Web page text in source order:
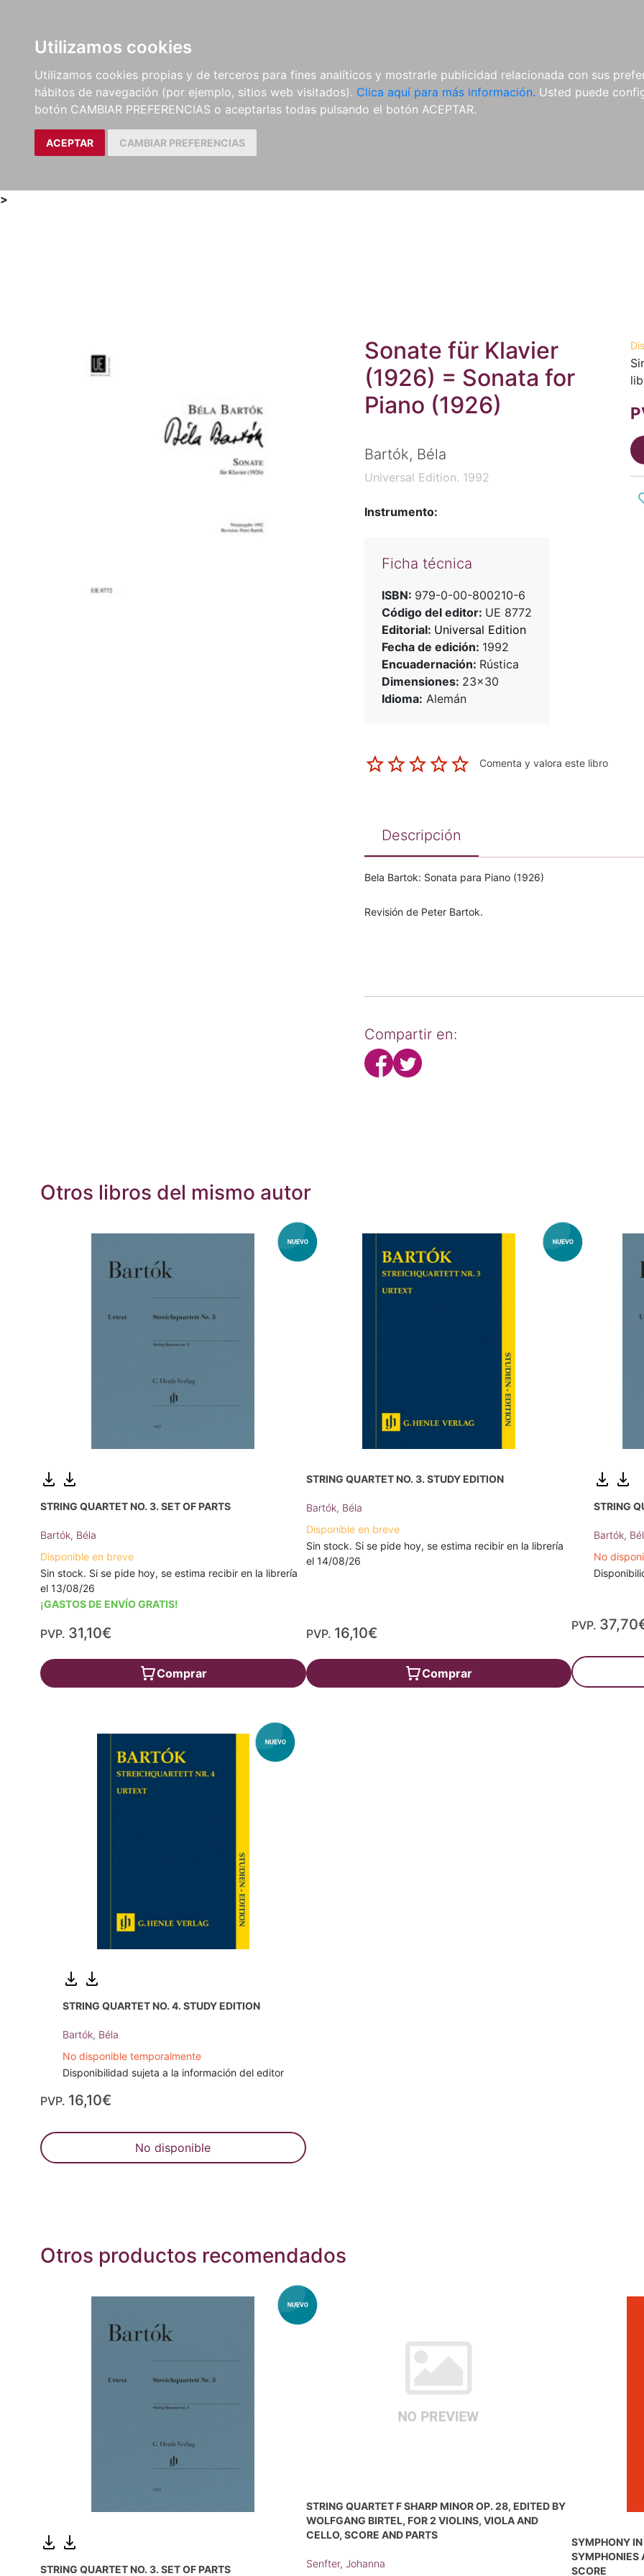
Utilizamos cookies
Utilizamos cookies propias y de terceros para fines analíticos y mostrarle publicidad relacionada con sus
hábitos de navegación (por ejemplo, sitios web visitados). Clica aquí para más información. Usted puede
botón CAMBIAR PREFERENCIAS o aceptarlas todas pulsando el botón ACEPTAR.
ACEPTAR CAMBIAR PREFERENCIAS
LIBROS
MÉTODOS Y
EJERCICIOS
PARTITURAS Y EDICIONES
CRÍTICAS
REVISTAS
CDS Y
DVDS
MATERIAL
COMPLEMENTARIO
>
Sonate für Klavier
(1926) = Sonata for
Piano (1926)
Bartók, Béla
Universal Edition. 1992
Instrumento:
Ficha técnica
ISBN: 979-0-00-800210-6
Código del editor: UE 8772
Editorial: Universal Edition
Fecha de edición: 1992
Encuadernación: Rústica
Dimensiones: 23x30
Idioma: Alemán
Comenta y valora este libro
Descripción
Bela Bartok: Sonata para Piano (1926)
Revisión de Peter Bartok.
Compartir en:
Otros libros del mismo autor
STRING QUARTET NO. 3. SET OF PARTS
Bartók, Béla
Disponible en breve
Sin stock. Si se pide hoy, se estima recibir en la librería
el 13/08/26
¡GASTOS DE ENVÍO GRATIS!
PVP. 31,10€
Comprar
STRING QUARTET NO. 3. STUDY EDITION
Bartók, Béla
Disponible en breve
Sin stock. Si se pide hoy, se estima recibir en la librería
el 14/08/26
PVP. 16,10€
Comprar
STRING
Bartók,
No
PVP.
STRING QUARTET NO. 4. STUDY EDITION
Bartók, Béla
No disponible temporalmente
Disponibilidad sujeta a la información del editor
PVP. 16,10€
No disponible
Otros productos recomendados
STRING QUARTET NO. 3. SET OF PARTS
STRING QUARTET F SHARP MINOR OP. 28, EDITED BY
WOLFGANG BIRTEL, FOR 2 VIOLINS, VIOLA AND
CELLO, SCORE AND PARTS
Senfter, Johanna
SYMPHONY
SYMPHONIES
SCORE